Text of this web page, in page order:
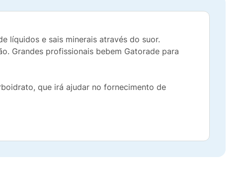
líquidos e sais minerais através do suor.
Grandes profissionais bebem Gatorade para
que irá ajudar no fornecimento de